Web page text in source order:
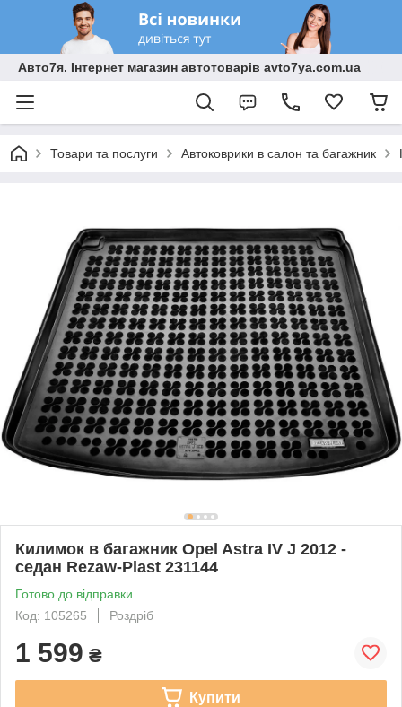
Авто7я. Інтернет магазин автотоварів avto7ya.com.ua
Товари та послуги Автоковрики в салон та багажник
Килимок в багажник Opel Astra IV J 2012 -
седан Rezaw-Plast 231144
Готово до відправки
Код: 105265
Роздріб
1 599 ₴
Купити